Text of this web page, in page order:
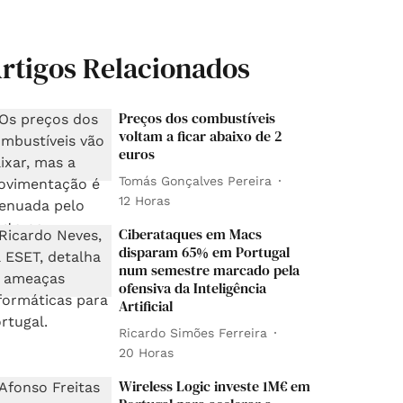
Relacionados
Preços dos combustíveis
voltam a ficar abaixo de 2
euros
Tomás Gonçalves Pereira
12 Horas
Ciberataques em Macs
disparam 65% em Portugal
num semestre marcado pela
ofensiva da Inteligência
Artificial
Ricardo Simões Ferreira
20 Horas
Wireless Logic investe 1M€ em